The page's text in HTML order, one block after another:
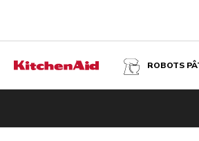
ROBOTS